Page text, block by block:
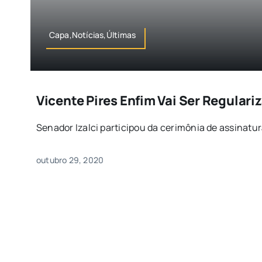
Capa,Notícias,Últimas
Vicente Pires Enfim Vai Ser
Senador Izalci participou da cerimônia de
outubro 29, 2020